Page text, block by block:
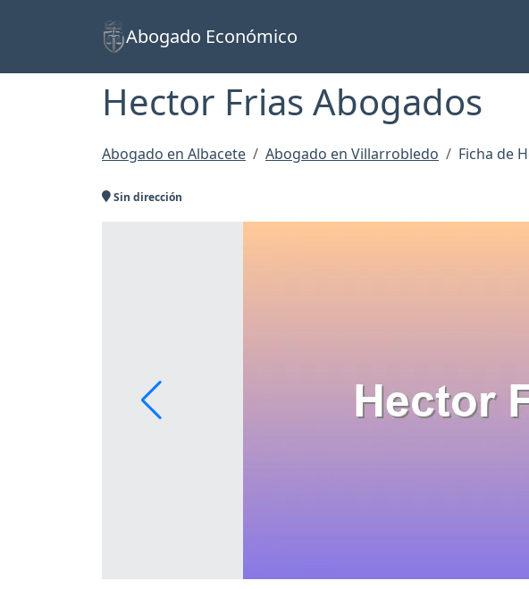
Abogado Económico
Hector Frias Abogados
Abogado en Albacete Abogado en Villarrobledo Ficha de
Sin dirección